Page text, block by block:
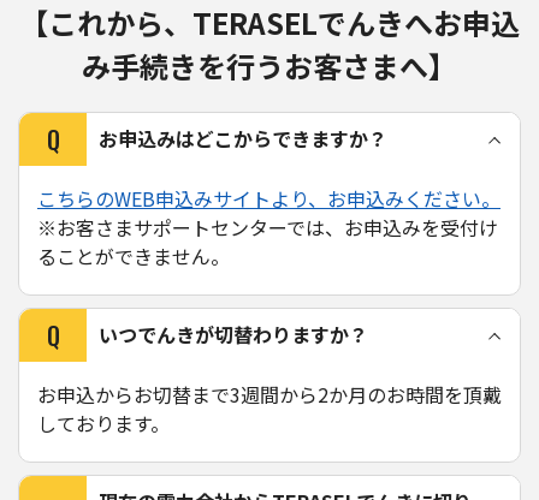
【これから、TERASELでんきへお申込
み手続きを行うお客さまへ】
Q お申込みはどこからできますか？
こちらのWEB申込みサイトより、お申込みください。
※お客さまサポートセンターでは、お申込みを受付け
ることができません。
Q いつでんきが切替わりますか？
お申込からお切替まで3週間から2か月のお時間を頂戴
しております。